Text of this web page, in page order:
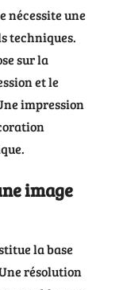
nécessite une
techniques.
sur la
et le
impression
image
la base
résolution